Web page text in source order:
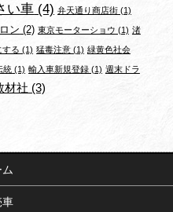
い車 (4) 弁天通り商店街(1)
ン (2) 東京モーターショウ (1) 渚
する (1) 猛毒注意 (1) 緑黄色社会
統 (1) 輸入車新規登録(1) 週末ドラ
材社 (3)
車